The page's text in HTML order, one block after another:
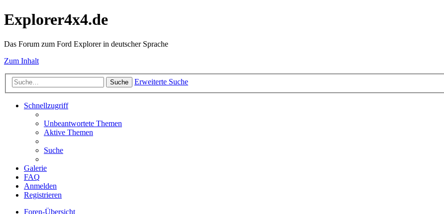
Explorer4x4.de
Das Forum zum Ford Explorer in deutscher Sprache
Zum Inhalt
Suche Erweiterte Suche
Schnellzugriff
Unbeantwortete Themen
Aktive Themen
Suche
Galerie
FAQ
Anmelden
Registrieren
Foren-Übersicht